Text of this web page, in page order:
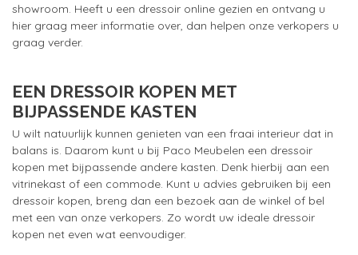
showroom. Heeft u een dressoir online gezien en ontvang u
hier graag meer informatie over, dan helpen onze verkopers u
graag verder.
EEN DRESSOIR KOPEN MET
BIJPASSENDE KASTEN
U wilt natuurlijk kunnen genieten van een fraai interieur dat in
balans is. Daarom kunt u bij Paco Meubelen een dressoir
kopen met bijpassende andere kasten. Denk hierbij aan een
vitrinekast of een commode. Kunt u advies gebruiken bij een
dressoir kopen, breng dan een bezoek aan de winkel of bel
met een van onze verkopers. Zo wordt uw ideale dressoir
kopen net even wat eenvoudiger.